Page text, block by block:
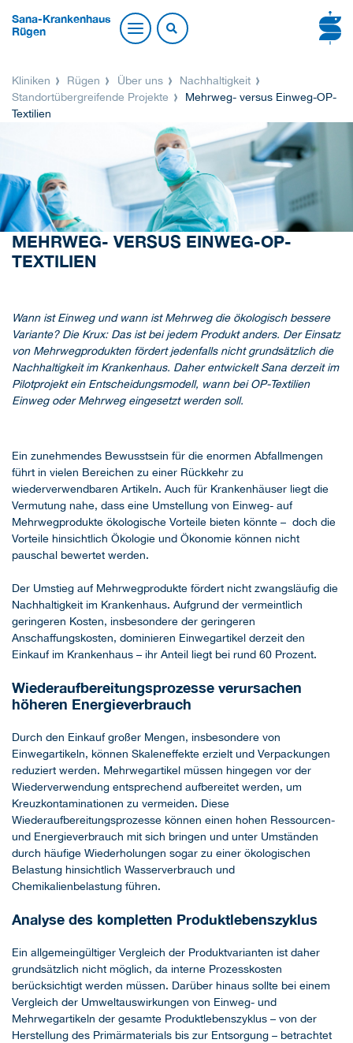
Sana-Krankenhaus
Rügen
Kliniken Rügen Über uns
Nachhaltigkeit
Standortübergreifende Projekte
Mehrweg- versus Einweg-OP-
Textilien
MEHRWEG- VERSUS EINWEG-OP-
TEXTILIEN
Wann ist Einweg und wann ist Mehrweg die ökologisch bessere
Variante? Die Krux: Das ist bei jedem Produkt anders. Der Einsatz
von Mehrwegprodukten fördert jedenfalls nicht grundsätzlich die
Nachhaltigkeit im Krankenhaus. Daher entwickelt Sana derzeit im
Pilotprojekt ein Entscheidungsmodell, wann bei OP-Textilien
Einweg oder Mehrweg eingesetzt werden soll.
Ein zunehmendes Bewusstsein für die enormen Abfallmengen
führt in vielen Bereichen zu einer Rückkehr zu
wiederverwendbaren Artikeln. Auch für Krankenhäuser liegt die
Vermutung nahe, dass eine Umstellung von Einweg- auf
Mehrwegprodukte ökologische Vorteile bieten könnte – doch die
Vorteile hinsichtlich Ökologie und Ökonomie können nicht
pauschal bewertet werden.
Der Umstieg auf Mehrwegprodukte fördert nicht zwangsläufig die
Nachhaltigkeit im Krankenhaus. Aufgrund der vermeintlich
geringeren Kosten, insbesondere der geringeren
Anschaffungskosten, dominieren Einwegartikel derzeit den
Einkauf im Krankenhaus – ihr Anteil liegt bei rund 60 Prozent.
Wiederaufbereitungsprozesse verursachen
höheren Energieverbrauch
Durch den Einkauf großer Mengen, insbesondere von
Einwegartikeln, können Skaleneffekte erzielt und Verpackungen
reduziert werden. Mehrwegartikel müssen hingegen vor der
Wiederverwendung entsprechend aufbereitet werden, um
Kreuzkontaminationen zu vermeiden. Diese
Wiederaufbereitungsprozesse können einen hohen Ressourcen-
und Energieverbrauch mit sich bringen und unter Umständen
durch häufige Wiederholungen sogar zu einer ökologischen
Belastung hinsichtlich Wasserverbrauch und
Chemikalienbelastung führen.
Analyse des kompletten Produktlebenszyklus
Ein allgemeingültiger Vergleich der Produktvarianten ist daher
grundsätzlich nicht möglich, da interne Prozesskosten
berücksichtigt werden müssen. Darüber hinaus sollte bei einem
Vergleich der Umweltauswirkungen von Einweg- und
Mehrwegartikeln der gesamte Produktlebenszyklus – von der
Herstellung des Primärmaterials bis zur Entsorgung – betrachtet